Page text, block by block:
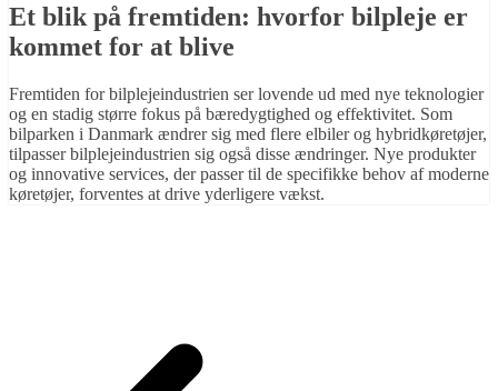
Et blik på fremtiden: hvorfor bilpleje er
kommet for at blive
Fremtiden for bilplejeindustrien ser lovende ud med nye teknologier
og en stadig større fokus på bæredygtighed og effektivitet. Som
bilparken i Danmark ændrer sig med flere elbiler og hybridkøretøjer,
tilpasser bilplejeindustrien sig også disse ændringer. Nye produkter
og innovative services, der passer til de specifikke behov af moderne
køretøjer, forventes at drive yderligere vækst.